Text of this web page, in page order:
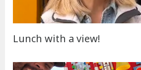
Lunch with a view!